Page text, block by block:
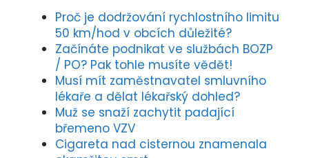
Proč je dodržování rychlostního limitu
50 km/hod v obcích důležité?
Začínáte podnikat ve službách BOZP
/ PO? Pak tohle musíte vědět!
Musí mít zaměstnavatel smluvního
lékaře a dělat lékařský dohled?
Muž se snaží zachytit padající
břemeno VZV
Cigareta nad cisternou znamenala